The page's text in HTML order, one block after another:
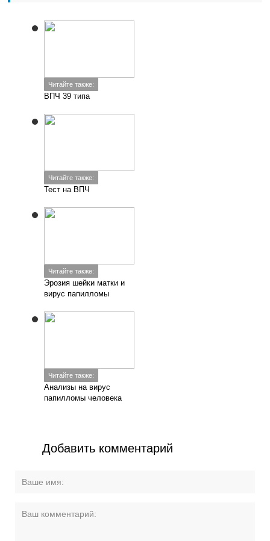
Читайте также:
ВПЧ 39 типа
Читайте также:
Тест на ВПЧ
Читайте также:
Эрозия шейки матки и
вирус папилломы
Читайте также:
Анализы на вирус
папилломы человека
Добавить комментарий